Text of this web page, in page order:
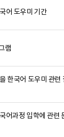
어 도우미 기간
램
한국어 도우미 관련
어과정 입학에 관련